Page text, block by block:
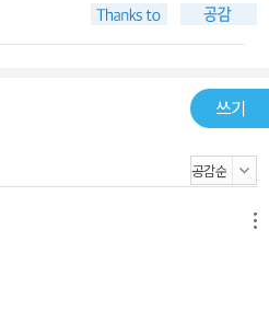
받듯 구원의 손길이 닿아 마법 같
념이 높은 지위와 아름다운 외모, 물
할 필요가 있다. 이것 외에도 절망적
지 않고 인간으로서의 품위를 지키
의 힘’ 역시 이 작품의 중요한 주제라
더욱 빛을 발하는 사라의 면면은
하고 마는 민친 교장과 대비되어
쓰기